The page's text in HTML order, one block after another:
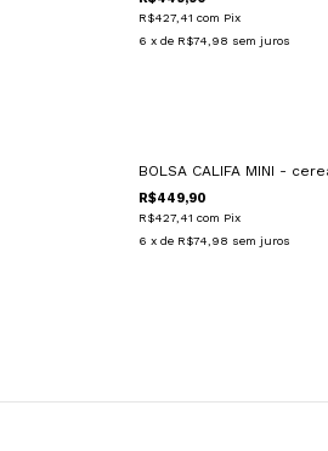
R$427,41 com Pix
6 x de R$74,98 sem juros
BOLSA CALIFA MINI -
R$449,90
R$427,41 com Pix
6 x de R$74,98 sem juros